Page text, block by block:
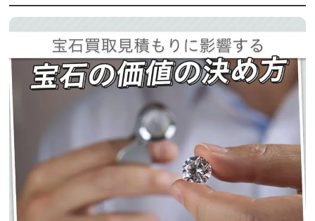
メンテナンスして劣化を防ぐ
宝石買取の見積もりに関するQ&A
うるココはなぜ宝石を高く買取できるの？
高く買取してくれるのはどんな宝石？
宝石買取の見積もりならうるココへ